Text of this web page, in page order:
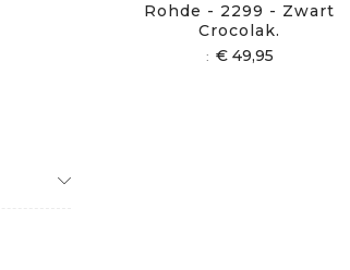
Rohde - 2299 - Zwart
Crocolak.
€ 49,95